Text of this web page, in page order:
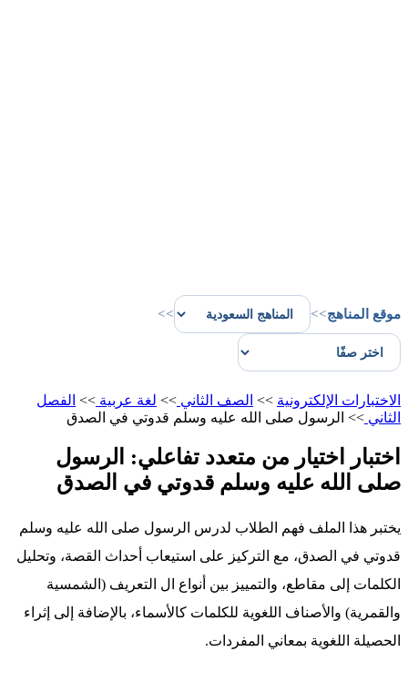
موقع المناهج>>
>>
الاختبارات الإلكترونية >> الصف الثاني >> لغة عربية >> الفصل
الثاني >> الرسول صلى الله عليه وسلم قدوتي في الصدق
اختبار اختيار من متعدد تفاعلي: الرسول
صلى الله عليه وسلم قدوتي في الصدق
يختبر هذا الملف فهم الطلاب لدرس الرسول صلى الله عليه وسلم
قدوتي في الصدق، مع التركيز على استيعاب أحداث القصة، وتحليل
الكلمات إلى مقاطع، والتمييز بين أنواع ال التعريف (الشمسية
والقمرية) والأصناف اللغوية للكلمات كالأسماء، بالإضافة إلى إثراء
الحصيلة اللغوية بمعاني المفردات.